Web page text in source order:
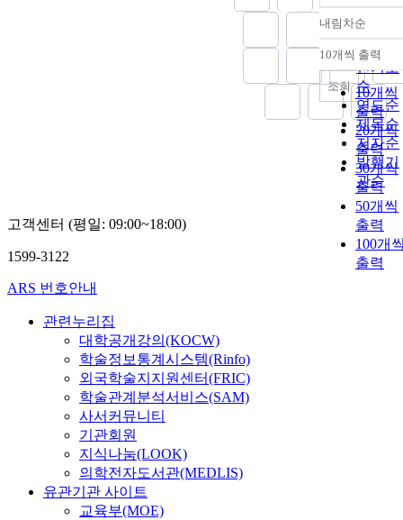
정확도
순
인기도
순
연도순
제목순
저자순
발행기
관순
내림차순
내림차
10개씩 출력
10개씩
출력
20개씩
출력
30개씩
출력
50개씩
출력
100개
출력
조회
고객센터 (평일: 09:00~18:00)
1599-3122
ARS 번호안내
관련누리집
대학공개강의(KOCW)
학술정보통계시스템(Rinfo)
외국학술지지원센터(FRIC)
학술관계분석서비스(SAM)
사서커뮤니티
기관회원
지식나눔(LOOK)
의학전자도서관(MEDLIS)
유관기관 사이트
교육부(MOE)